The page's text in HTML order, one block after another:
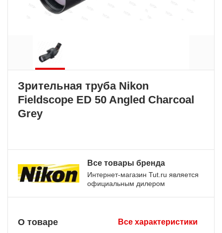
Зрительная труба Nikon
Fieldscope ED 50 Angled Charcoal
Grey
Все товары бренда
Интернет-магазин Tut.ru является
официальным дилером
О товаре Все характеристики